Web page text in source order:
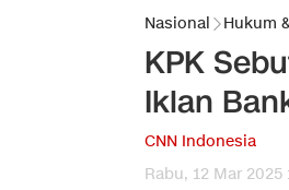
Nasional Hukum
KPK
Iklan
CNN Indonesia
Rabu, 12 Mar 2025